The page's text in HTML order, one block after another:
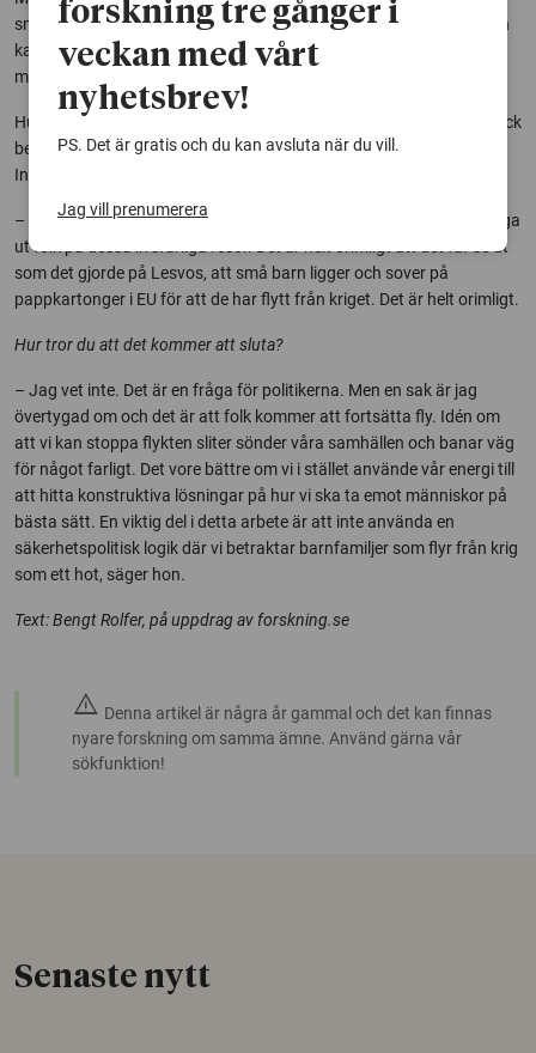
smugglingsverksamhet finns inte i Tyskland och Danmark. Möjligen
kan vi se en viss ökad vardagskorruption när vi stänger gränserna,
men det blir avsevärt mycket mindre här än i till exempel Grekland.
Hur ser då lösningen på dagens flyktingkris ut? Anja Karlsson Franck
besvarar denna tiotusenkronorsfråga med att hänvisa till Amnesty
Internationals förslag:
– Man måste se till att skapa lagliga vägar in i Europa och inte tvinga
ut folk på dessa livsfarliga resor. Det är helt orimligt att det får se ut
som det gjorde på Lesvos, att små barn ligger och sover på
pappkartonger i EU för att de har flytt från kriget. Det är helt orimligt.
Hur tror du att det kommer att sluta?
– Jag vet inte. Det är en fråga för politikerna. Men en sak är jag
övertygad om och det är att folk kommer att fortsätta fly. Idén om
att vi kan stoppa flykten sliter sönder våra samhällen och banar väg
för något farligt. Det vore bättre om vi i stället använde vår energi till
att hitta konstruktiva lösningar på hur vi ska ta emot människor på
bästa sätt. En viktig del i detta arbete är att inte använda en
säkerhetspolitisk logik där vi betraktar barnfamiljer som flyr från krig
som ett hot, säger hon.
Text: Bengt Rolfer, på uppdrag av forskning.se
warning Denna artikel är några år gammal och det kan finnas
nyare forskning om samma ämne. Använd gärna vår
sökfunktion!
Senaste nytt
forskning tre gånger i
veckan med vårt
nyhetsbrev!
PS. Det är gratis och du kan avsluta när du vill.
Jag vill prenumerera